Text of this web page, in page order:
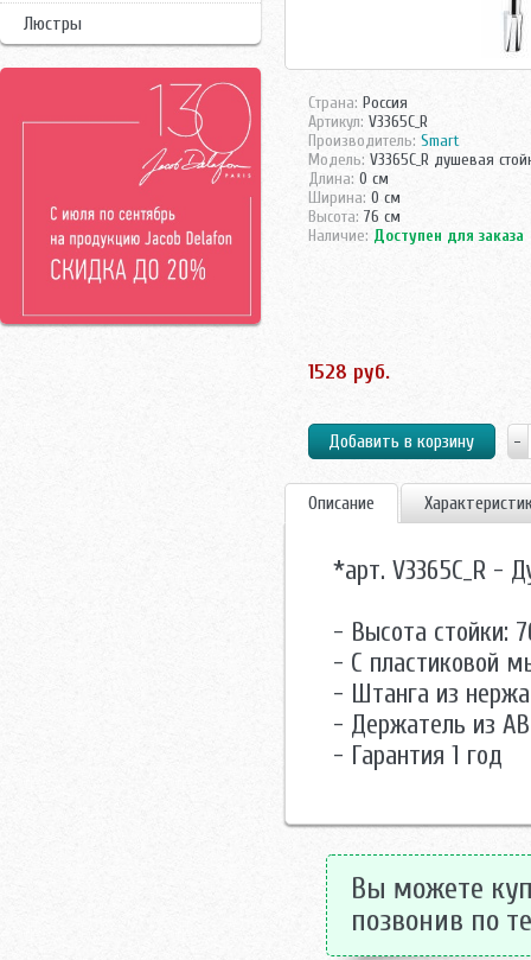
Люстры
Страна: Россия
Артикул: V3365C_R
Производитель: Smart
Модель: V3365C_R душевая
Длина: 0 см
Ширина: 0 см
Высота: 76 см
Наличие: Доступен для заказа
1528 руб.
Описание
*арт. V3365C_R -
- Высота стойки:
- С пластиковой
- Штанга из
- Держатель из
- Гарантия 1 год
Вы можете
позвонив по